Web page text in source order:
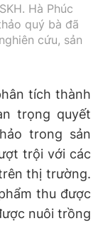
Hà Phúc
quý bà đã
cứu, sản
tích thành
trọng quyết
trong sản
trội với các
thị trường.
thu được
nuôi trồng